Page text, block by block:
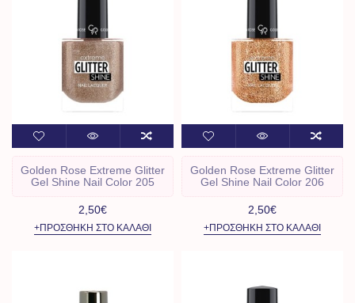
Golden Rose Extreme Glitter
Gel Shine Nail Color 205
2,50€
+ΠΡΟΣΘΉΚΗ ΣΤΟ ΚΑΛΆΘΙ
Golden Rose Extreme Glitter
Gel Shine Nail Color 206
2,50€
+ΠΡΟΣΘΉΚΗ ΣΤΟ ΚΑΛΆΘΙ